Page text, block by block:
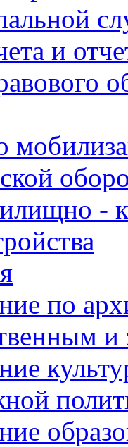
и
-
по
и